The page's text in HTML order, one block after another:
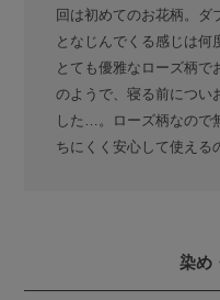
回は初めてのお花柄。ダ
となじんでくる感じは何
とても優雅なローズ柄で
のようで、寝る前につい
した…。ローズ柄なので
ちにくく安心して使える
染め